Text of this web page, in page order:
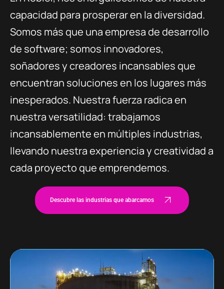
capacidad para prosperar en la diversidad.
Somos más que una empresa de desarrollo
de software; somos innovadores,
soñadores y creadores incansables que
encuentran soluciones en los lugares más
inesperados. Nuestra fuerza radica en
nuestra versatilidad: trabajamos
incansablemente en múltiples industrias,
llevando nuestra experiencia y creatividad a
cada proyecto que emprendemos.
Descubre las industrias que abarcamos